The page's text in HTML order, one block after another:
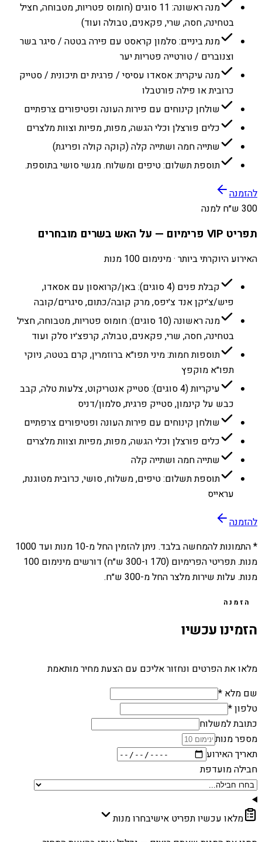
מנה ראשונה: 11 סוגים (חומוס פטריות, מטבוחה, חציל
בטחינה, חסה, שרי, פקאנים, טבולה ועוד)
מנת ביניים: סלמון קראסט עם פירה בטטה / סיגר בשר
וצנוברים / טורטייה פטריות יער
מנה עיקרית: אסאדו עסיסי / פרגית ים תיכונית / סטייק
כרובית או פילה פורטבלו
שולחן קינוחים עם פירות העונה ופטיפורים צרפתיים
כלים פורצלן וכלי הגשה, מפות, מפיות וצוות מלצרים
שתייה חמה ושתייה קלה (קוקה קולה ופריגת)
תוספת תשלום: טיפים ומשלוח. מגשי סושי בתוספת.
להזמנה
300 ש״ח למנה
תפריט VIP פרימיום — על האש בשרים מובחרים
האירוע היוקרתי ביותר · מינימום 100 מנות
קבלת פנים (4 סוגים): באן/קרואסון עם אסאדו,
פיש/צ׳יקן אנד צ׳יפס, מרק קובה/כתום, סיגרים/קובה
מנה ראשונה (10 סוגים): חומוס פטריות, מטבוחה, חציל
בטחינה, חסה, שרי, פקאנים, טבולה, קרפצ׳יו סלק ועוד
תוספות חמות: מיני תפו״א ברוזמרין, קרם בטטה, ניוקי
תפו״א מוקפץ
עיקריות (4 סוגים): סטייק אנטריקוט, צלעות טלה, קבב
כבש על קינמון, סטייק פרגית, סלמון/דניס
שולחן קינוחים עם פירות העונה ופטיפורים צרפתיים
כלים פורצלן וכלי הגשה, מפות, מפיות וצוות מלצרים
שתייה חמה ושתייה קלה
תוספת תשלום: טיפים, משלוח, סושי, כרובית מטוגנת,
עראייס
להזמנה
* התמונות להמחשה בלבד. ניתן להזמין החל מ-10 מנות ועד 1000
מנות. תפריטי הפרימיום (170 ו-300 ש״ח) דורשים מינימום 100
מנות. עלות שירות מלצר החל מ-300 ש״ח.
הזמנה
הזמינו עכשיו
מלאו את הפרטים ונחזור אליכם עם הצעת מחיר מותאמת
שם מלא *
טלפון *
כתובת למשלוח
מספר מנות
תאריך האירוע
חבילה מועדפת
מלאו עכשיו תפריט אישיבחרו מנות